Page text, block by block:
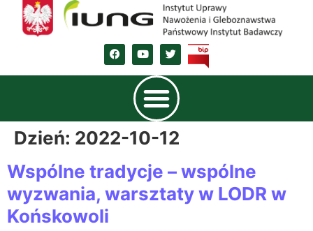
Dzień: 2022-10-12
Wspólne tradycje – wspólne
wyzwania, warsztaty w LODR w
Końskowoli